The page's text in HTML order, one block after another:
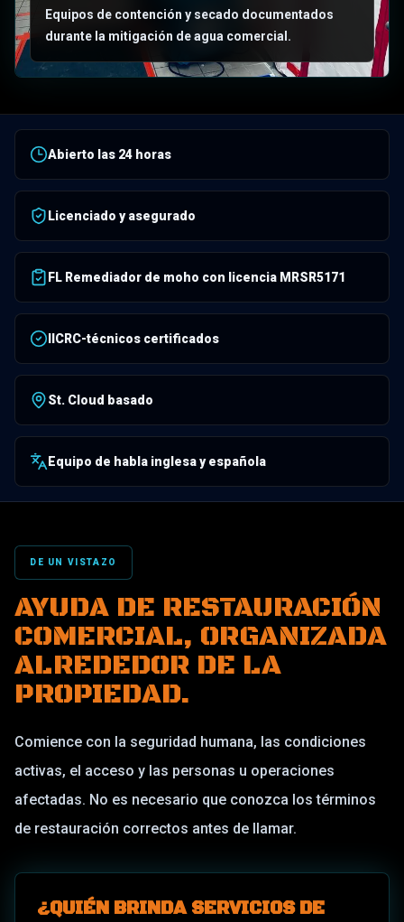
Equipos de contención y secado documentados
durante la mitigación de agua comercial.
Abierto las 24 horas
Licenciado y asegurado
FL Remediador de moho con licencia MRSR5171
IICRC-técnicos certificados
St. Cloud basado
Equipo de habla inglesa y española
DE UN VISTAZO
AYUDA DE RESTAURACIÓN
COMERCIAL, ORGANIZADA
ALREDEDOR DE LA
PROPIEDAD.
Comience con la seguridad humana, las condiciones
activas, el acceso y las personas u operaciones
afectadas. No es necesario que conozca los términos
de restauración correctos antes de llamar.
¿QUIÉN BRINDA SERVICIOS DE